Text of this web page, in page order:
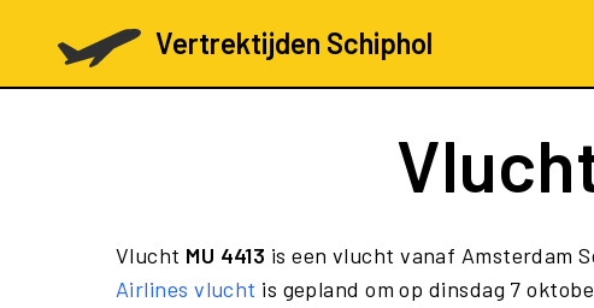
Vertrektijden Schiphol
Vlucht MU 4413 is een vlucht vanaf Amsterdam
Airlines vlucht is gepland om op dinsdag 7